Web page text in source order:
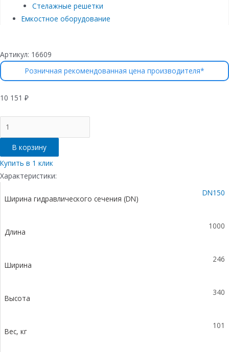
Стелажные решетки
Емкостное оборудование
Артикул: 16609
Розничная рекомендованная цена производителя*
10 151 ₽
товара
Лоток
водоотводный
бетонный
коробчатый
(СО-150мм),
чугунной
водосливом
(15).34(27,5)-
№
В корзину
Купить в 1 клик
Характеристики:
Ширина гидравлического сечения (DN)
DN150
Длина
1000
Ширина
246
Высота
340
Вес, кг
101